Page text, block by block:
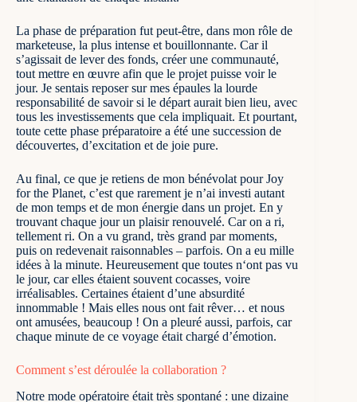
La phase de préparation fut peut-être, dans mon rôle de
marketeuse, la plus intense et bouillonnante. Car il
s’agissait de lever des fonds, créer une communauté,
tout mettre en œuvre afin que le projet puisse voir le
jour. Je sentais reposer sur mes épaules la lourde
responsabilité de savoir si le départ aurait bien lieu, avec
tous les investissements que cela impliquait. Et pourtant,
toute cette phase préparatoire a été une succession de
découvertes, d’excitation et de joie pure.
Au final, ce que je retiens de mon bénévolat pour Joy
for the Planet, c’est que rarement je n’ai investi autant
de mon temps et de mon énergie dans un projet. En y
trouvant chaque jour un plaisir renouvelé. Car on a ri,
tellement ri. On a vu grand, très grand par moments,
puis on redevenait raisonnables – parfois. On a eu mille
idées à la minute. Heureusement que toutes n‘ont pas vu
le jour, car elles étaient souvent cocasses, voire
irréalisables. Certaines étaient d’une absurdité
innommable ! Mais elles nous ont fait rêver… et nous
ont amusées, beaucoup ! On a pleuré aussi, parfois, car
chaque minute de ce voyage était chargé d’émotion.
Comment s’est déroulée la collaboration ?
Notre mode opératoire était très spontané : une dizaine